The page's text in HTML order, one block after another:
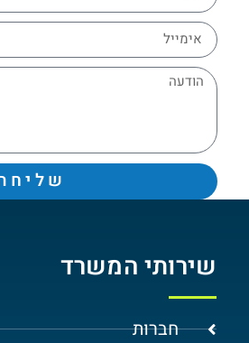
שליחה
שירותי המשרד
חברות